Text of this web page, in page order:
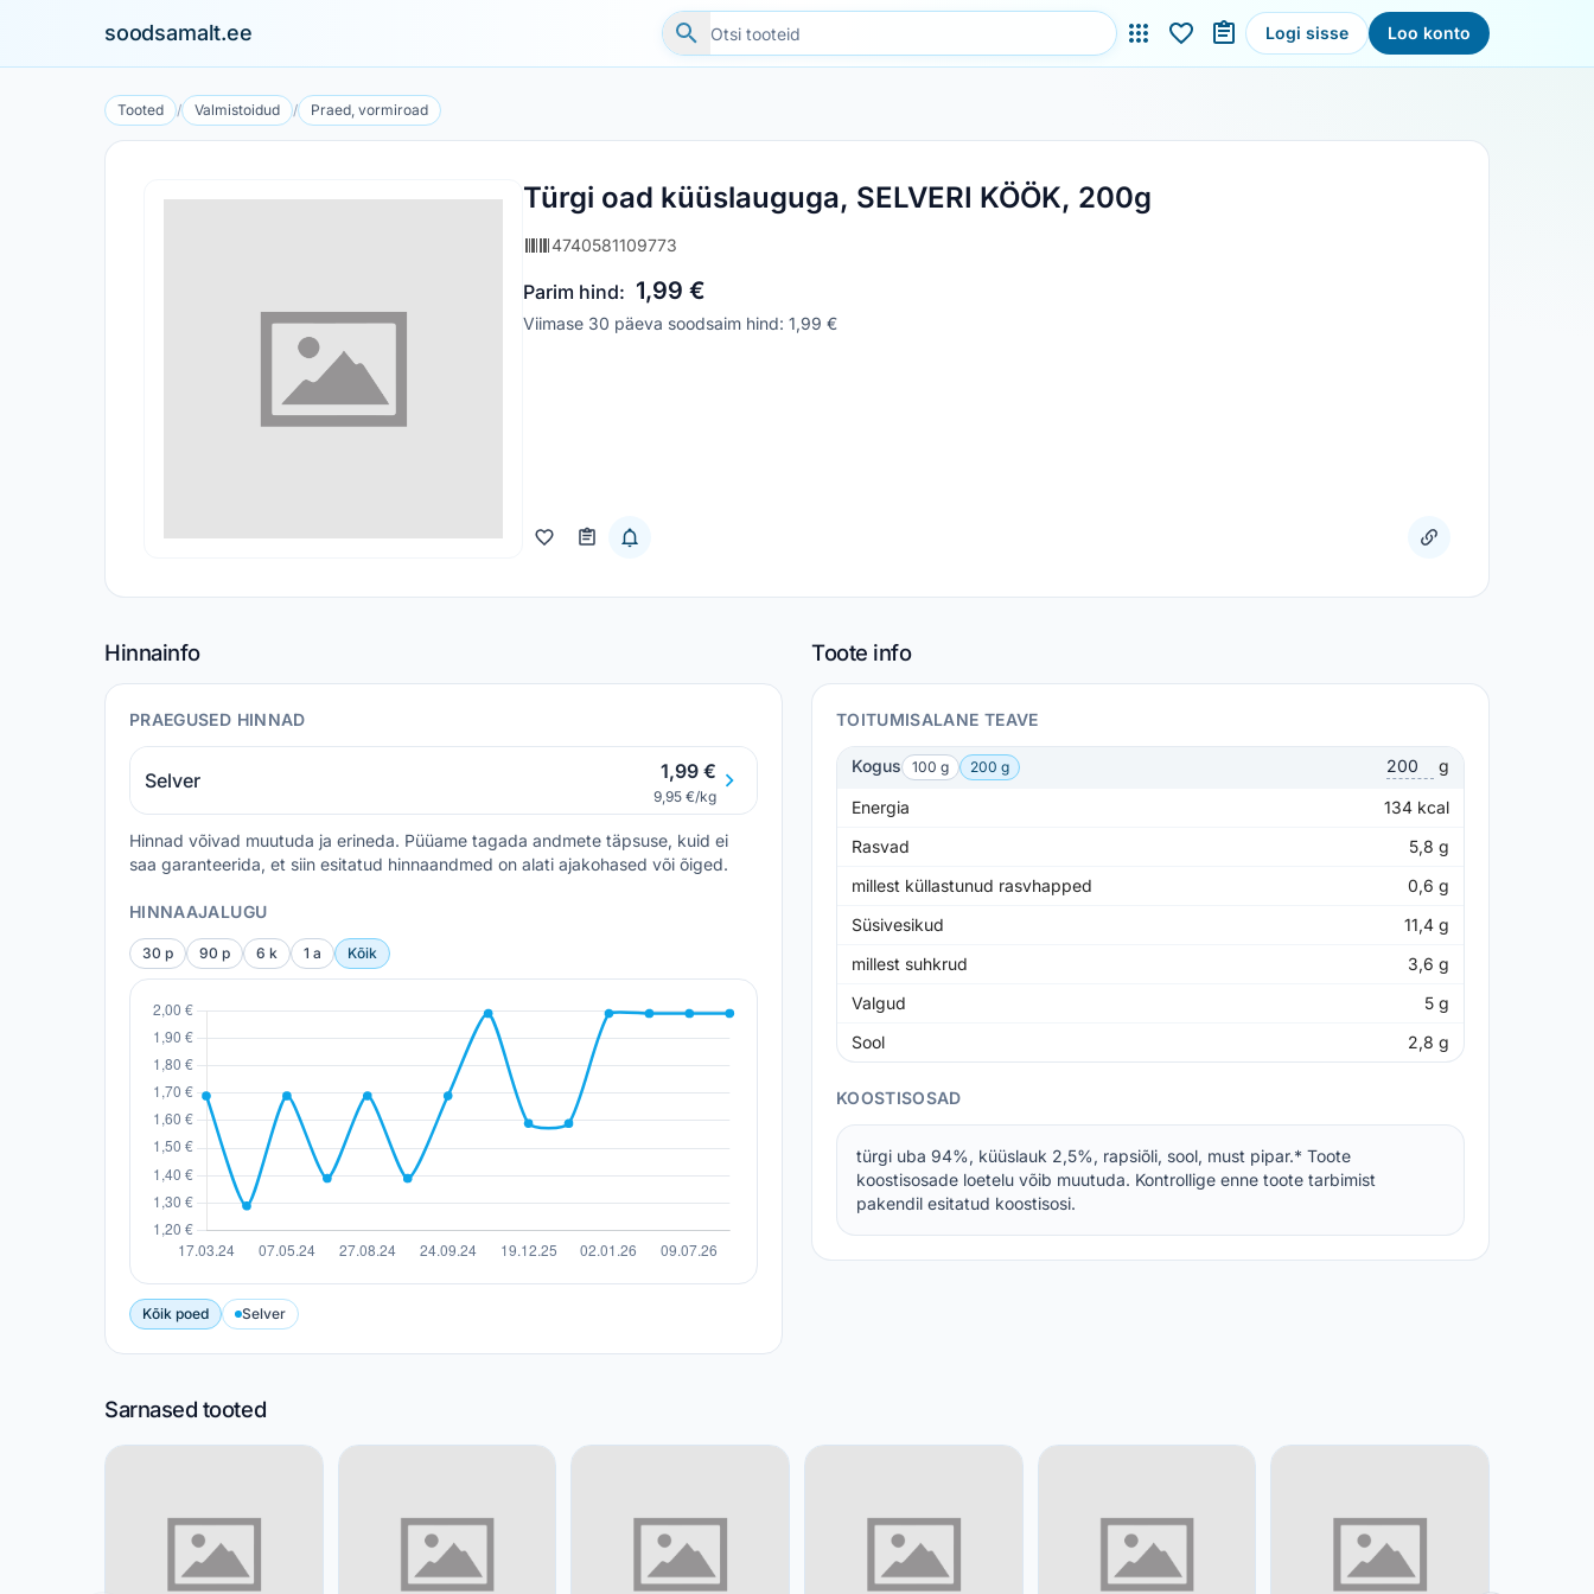
soodsamalt.ee Logi sisse Loo konto
Tooted / Valmistoidud / Praed, vormiroad
Türgi oad küüslauguga, SELVERI KÖÖK, 200g
4740581109773
Parim hind: 1,99 €
Viimase 30 päeva soodsaim hind: 1,99 €
Hinnainfo
PRAEGUSED HINNAD
Selver 1,99 €
9,95 €/kg
Hinnad võivad muutuda ja erineda. Püüame tagada andmete täpsuse, kuid ei
saa garanteerida, et siin esitatud hinnaandmed on alati ajakohased või õiged.
HINNAAJALUGU
30 p 90 p 6 k 1 a Kõik
Kõik poed Selver
Toote info
TOITUMISALANE TEAVE
Kogus 100 g 200 g g
Energia 134 kcal
Rasvad
5,8 g
millest küllastunud rasvhapped
0,6 g
Süsivesikud
11,4 g
millest suhkrud
3,6 g
Valgud
5 g
Sool
2,8 g
KOOSTISOSAD
türgi uba 94%, küüslauk 2,5%, rapsiõli, sool, must pipar.* Toote
koostisosade loetelu võib muutuda. Kontrollige enne toote tarbimist
pakendil esitatud koostisosi.
Sarnased tooted